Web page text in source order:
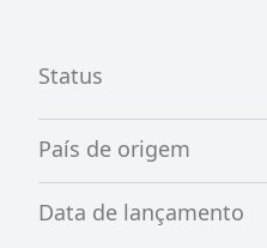
Status
País de origem
Data de lançamento